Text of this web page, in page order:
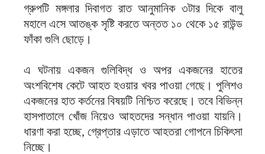
গ্রুপটি মঙ্গলার দিবাগত রাত আনুমানিক ৩টার দিকে বালু
মহালে এসে আতঙ্ক সৃষ্টি করতে অন্তত ১০ থেকে ১৫ রাউন্ড
ফাঁকা গুলি ছোড়ে।
এ ঘটনায় একজন গুলিবিদ্ধ ও অপর একজনের হাতের
অংশবিশেষ কেটে আহত হওয়ার খবর পাওয়া গেছে। পুলিশও
একজনের হাত কর্তনের বিষয়টি নিশ্চিত করেছে। তবে বিভিন্ন
হাসপাতালে খোঁজ নিয়েও আহতদের সন্ধান পাওয়া যায়নি।
ধারণা করা হচ্ছে, গ্রেপ্তার এড়াতে আহতরা গোপনে চিকিৎসা
নিচ্ছে।